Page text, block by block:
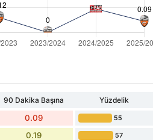
90 Dakika Başına
Yüzdelik
0.09 55
0.19 57